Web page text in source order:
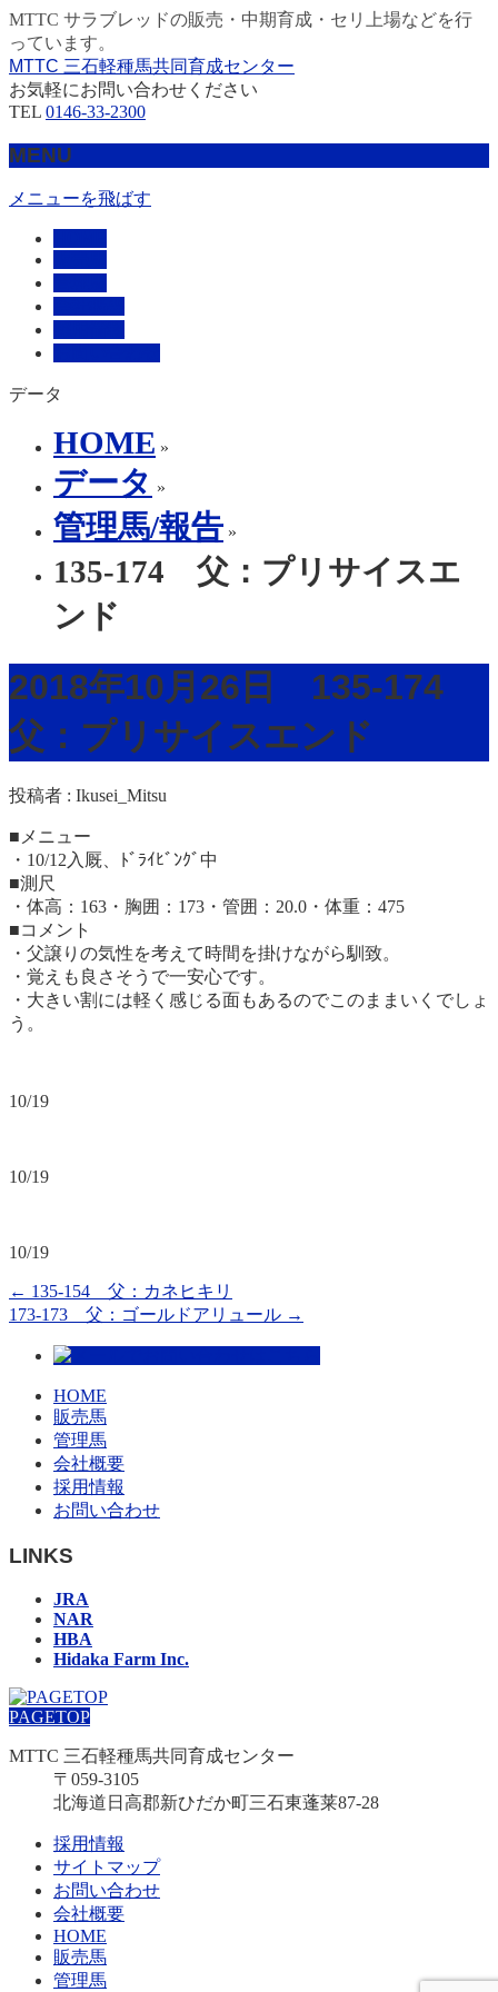
MTTC サラブレッドの販売・中期育成・セリ上場などを行
っています。
MTTC 三石軽種馬共同育成センター
お気軽にお問い合わせください
TEL 0146-33-2300
MENU
メニューを飛ばす
データ
HOME »
データ »
管理馬/報告 »
135-174 父：プリサイスエ
ンド
2018年10月26日 135-174
父：プリサイスエンド
投稿者 : Ikusei_Mitsu
■メニュー
・10/12入厩、ﾄﾞﾗｲﾋﾞﾝｸﾞ中
■測尺
・体高：163・胸囲：173・管囲：20.0・体重：475
■コメント
・父譲りの気性を考えて時間を掛けながら馴致。
・覚えも良さそうで一安心です。
・大きい割には軽く感じる面もあるのでこのままいくでしょ
う。
10/19
10/19
10/19
← 135-154 父：カネヒキリ
173-173 父：ゴールドアリュール →
HOME
販売馬
管理馬
会社概要
採用情報
お問い合わせ
LINKS
JRA
NAR
HBA
Hidaka Farm Inc.
PAGETOP
MTTC 三石軽種馬共同育成センター
〒059-3105
北海道日高郡新ひだか町三石東蓬莱87-28
採用情報
サイトマップ
お問い合わせ
会社概要
HOME
販売馬
管理馬